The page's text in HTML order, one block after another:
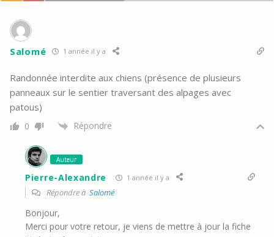
Salomé 1 année il y a
Randonnée interdite aux chiens (présence de plusieurs
panneaux sur le sentier traversant des alpages avec
patous)
0 Répondre
Auteur
Pierre-Alexandre 1 année il y a
Répondre à Salomé
Bonjour,
Merci pour votre retour, je viens de mettre à jour la fiche